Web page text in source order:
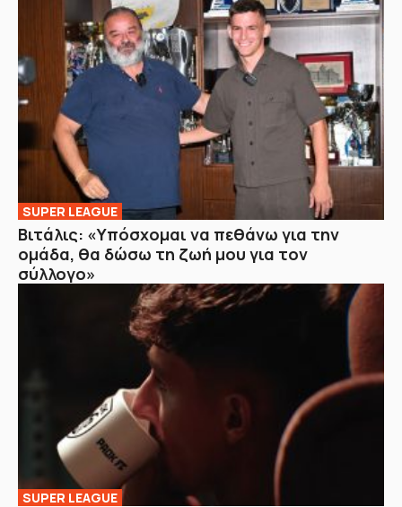
SUPER LEAGUE
Βιτάλις: «Υπόσχομαι να πεθάνω για την
ομάδα, θα δώσω τη ζωή μου για τον
σύλλογο»
SUPER LEAGUE